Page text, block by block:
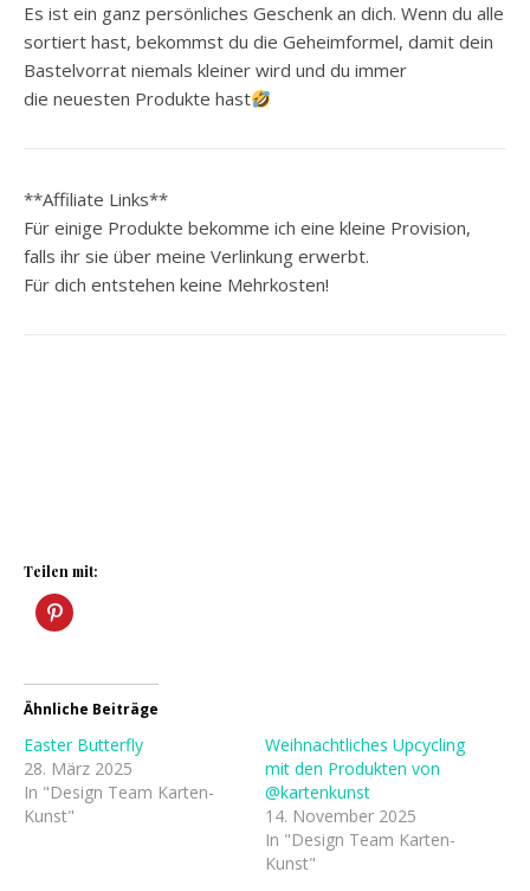
Es ist ein ganz persönliches Geschenk an dich. Wenn du alle
sortiert hast, bekommst du die Geheimformel, damit dein
Bastelvorrat niemals kleiner wird und du immer
die neuesten Produkte hast
**Affiliate Links**
Für einige Produkte bekomme ich eine kleine Provision,
falls ihr sie über meine Verlinkung erwerbt.
Für dich entstehen keine Mehrkosten!
Teilen mit:
Ähnliche Beiträge
Easter Butterfly
28. März 2025
In "Design Team Karten-
Kunst"
Weihnachtliches Upcycling
mit den Produkten von
@kartenkunst
14. November 2025
In "Design Team Karten-
Kunst"